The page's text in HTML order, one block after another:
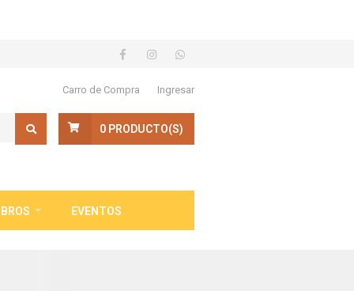
Carro de Compra Ingresar
0 PRODUCTO(S)
EVENTOS